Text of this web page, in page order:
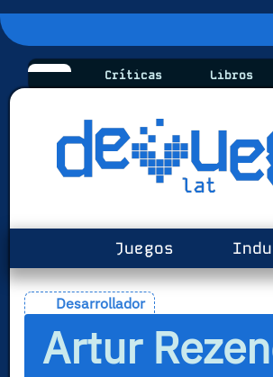
Críticas Libros
Juegos
Desarrollador
Artur